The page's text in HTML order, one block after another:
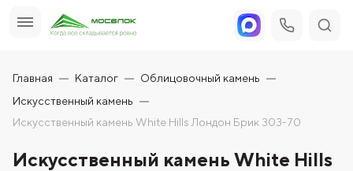
Главная Каталог
Облицовочный камень
Искусственный камень
Искусственный камень White Hills Лондон Брик 303-70
Искусственный камень White Hills